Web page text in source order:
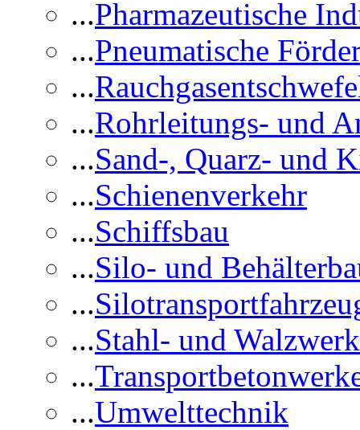
...Pharmazeutische
...Pneumatische
...
...Rohrleitungs- und
...Sand-, Quarz- und
...Schienenverkehr
...Schiffsbau
...Silo- und
...
...Stahl- und
...
...Umwelttechnik